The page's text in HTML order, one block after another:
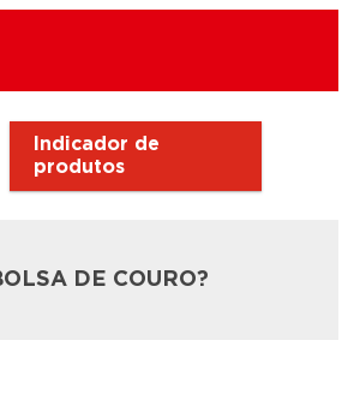
Indicador de
produtos
DE COURO?